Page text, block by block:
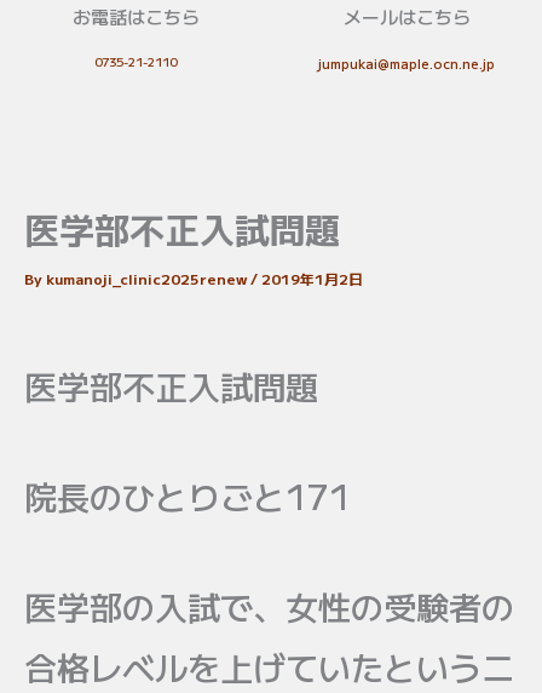
お電話はこちら
0735-21-2110
メールはこちら
jumpukai@maple.ocn.ne.jp
医学部不正入試問題
By kumanoji_clinic2025renew/ 2019年1月2日
医学部不正入試問題
院長のひとりごと171
医学部の入試で、女性の受験者の
合格レベルを上げていたというニ